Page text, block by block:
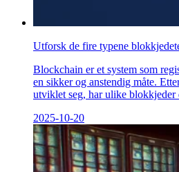
Utforsk de fire typene
Blockchain er et system som
en sikker og anstendig måte.
utviklet seg, har ulike blokkjeder
2025-10-20